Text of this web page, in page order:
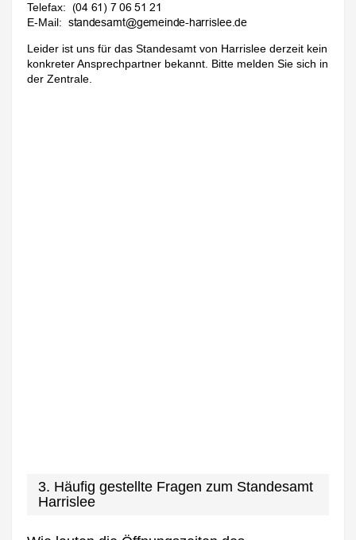
Telefax:
E-Mail:
Leider ist uns für das Standesamt von Harrislee derzeit kein
konkreter Ansprechpartner bekannt. Bitte melden Sie sich in
der Zentrale.
3. Häufig gestellte Fragen zum Standesamt
Harrislee